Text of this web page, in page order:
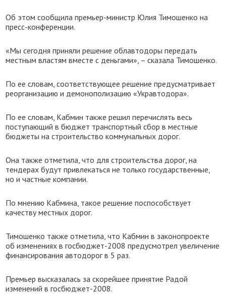
Об этом сообщила премьер-министр Юлия Тимошенко на
пресс-конференции.
«Мы сегодня приняли решение облавтодоры передать
местным властям вместе с деньгами», – сказала Тимошенко.
По ее словам, соответствующее решение предусматривает
реорганизацию и демонополизацию «Укравтодора».
По ее словам, Кабмин также решил перечислять весь
поступающий в бюджет транспортный сбор в местные
бюджеты на строительство коммунальных дорог.
Она также отметила, что для строительства дорог, на
тендерах будут привлекаться не только государственные,
но и частные компании.
По мнению Кабмина, такое решение поспособствует
качеству местных дорог.
Тимошенко также отметила, что Кабмин в законопроекте
об изменениях в госбюджет-2008 предусмотрел увеличение
финансирования автодорог в 5 раз.
Премьер высказалась за скорейшее принятие Радой
изменений в госбюджет-2008.